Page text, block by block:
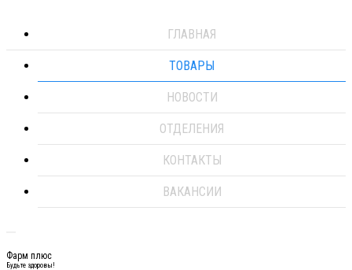
ГЛАВНАЯ
ТОВАРЫ
НОВОСТИ
ОТДЕЛЕНИЯ
КОНТАКТЫ
ВАКАНСИИ
Фарм плюс
Будьте здоровы!